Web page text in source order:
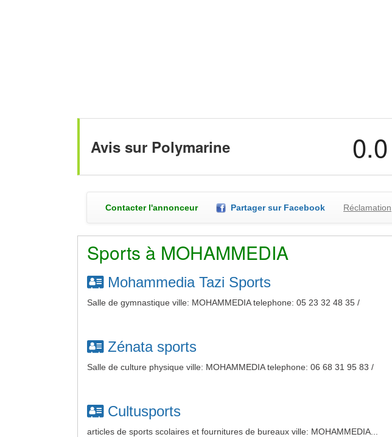
Avis sur Polymarine 0.0
Contacter l'annonceur Partager sur Facebook Réclamation
Sports à MOHAMMEDIA
Mohammedia Tazi Sports
Salle de gymnastique ville: MOHAMMEDIA telephone: 05 23 32 48 35 /
Zénata sports
Salle de culture physique ville: MOHAMMEDIA telephone: 06 68 31 95 83 /
Cultusports
articles de sports scolaires et fournitures de bureaux ville: MOHAMMEDIA...